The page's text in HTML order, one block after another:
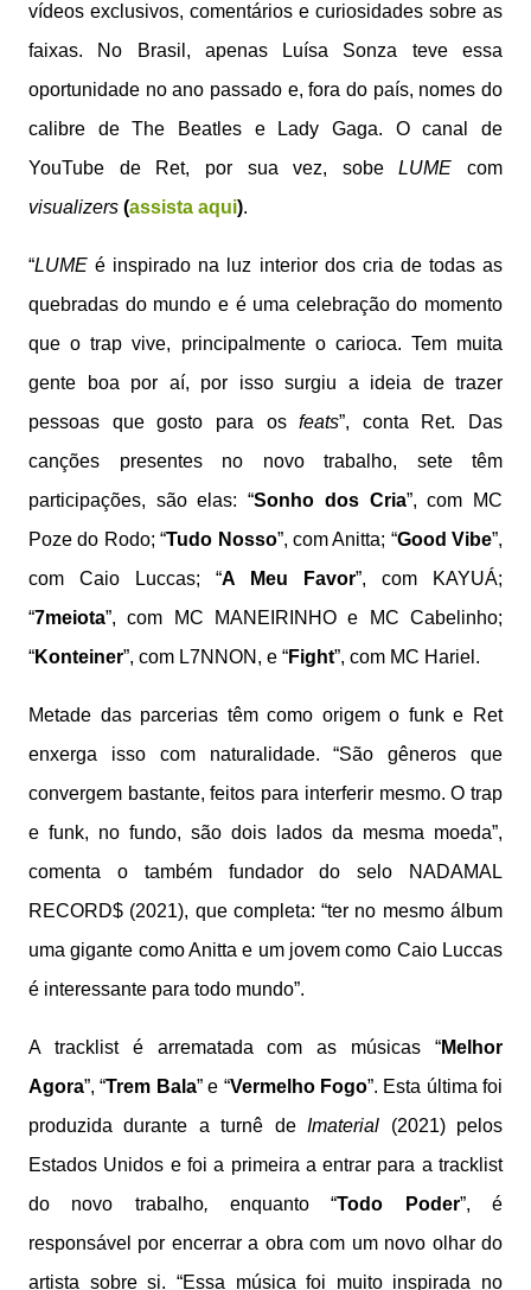
vídeos exclusivos, comentários e curiosidades sobre as
faixas. No Brasil, apenas Luísa Sonza teve essa
oportunidade no ano passado e, fora do país, nomes do
calibre de The Beatles e Lady Gaga. O canal de
YouTube de Ret, por sua vez, sobeLUME com
visualizers (assista aqui).
“LUMEé inspirado na luz interior dos cria de todas as
quebradas do mundo e é uma celebração do momento
que o trap vive, principalmente o carioca. Tem muita
gente boa por aí, por isso surgiu a ideia de trazer
pessoas que gosto para osfeats”, conta Ret. Das
canções presentes no novo trabalho, sete têm
participações, são elas: “Sonho dos Cria”, com MC
Poze do Rodo; “Tudo Nosso”, com Anitta; “Good Vibe”,
com Caio Luccas; “A Meu Favor”, com KAYUÁ;
“7meiota”, com MC MANEIRINHO e MC Cabelinho;
“Konteiner”, com L7NNON, e “Fight”, com MC Hariel.
Metade das parcerias têm como origem o funk e Ret
enxerga isso com naturalidade. “São gêneros que
convergem bastante, feitos para interferir mesmo. O trap
e funk, no fundo, são dois lados da mesma moeda”,
comenta o também fundador do selo NADAMAL
RECORD$ (2021), que completa: “ter no mesmo álbum
uma gigante como Anitta e um jovem como Caio Luccas
é interessante para todo mundo”.
A tracklist é arrematada com as músicas “Melhor
Agora”, “Trem Bala” e “Vermelho Fogo”. Esta última foi
produzida durante a turnê deImaterial (2021) pelos
Estados Unidos e foi a primeira a entrar para a tracklist
do novo trabalho,enquanto “Todo Poder”, é
responsável por encerrar a obra com um novo olhar do
artista sobre si. “Essa música foi muito inspirada no